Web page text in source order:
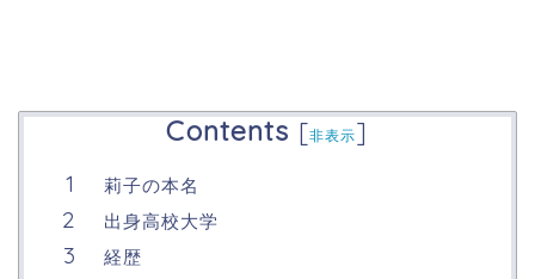
Contents [非表示]
莉子の本名
出身高校大学
経歴